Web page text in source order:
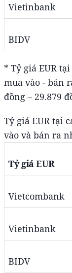
Vietinbank
BIDV
* Tỷ giá EUR
mua vào - bán
đồng – 29.879
Tỷ giá EUR tại
vào và bán ra
Tỷ giá EUR
Vietcombank
Vietinbank
BIDV